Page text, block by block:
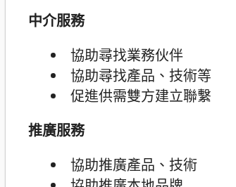
中介服務
協助尋找業務伙伴
協助尋找產品、技術等
促進供需雙方建立聯繫
推廣服務
協助推廣產品、技術